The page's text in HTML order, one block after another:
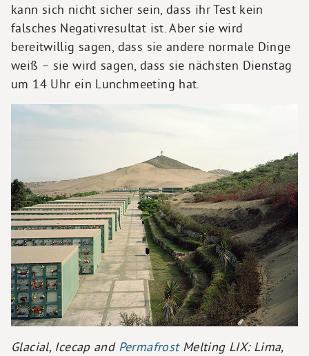
kann sich nicht sicher sein, dass ihr Test kein
falsches Negativresultat ist. Aber sie wird
bereitwillig sagen, dass sie andere normale Dinge
weiß – sie wird sagen, dass sie nächsten Dienstag
um 14 Uhr ein Lunchmeeting hat.
Glacial, Icecap and PermafrostMelting LIX: Lima,